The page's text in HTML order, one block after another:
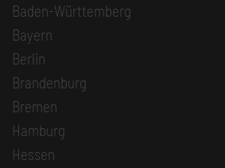
Baden-Württemberg
Bayern
Berlin
Brandenburg
Bremen
Hamburg
Hessen